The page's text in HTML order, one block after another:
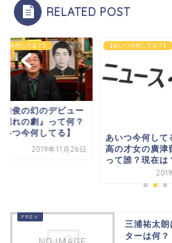
RELATED POST
つ今何してる？】
雅俊の幻のデビュー
別れの劇』って何？
いつ今何してる】
2019年11月26日
【あいつ今何してる？】
あいつ今何して
高の才女の廣津
って誰？現在は
三浦祐太朗
ターは何？